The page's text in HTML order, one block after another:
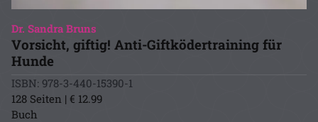
Dr. Sandra Bruns
Vorsicht, giftig! Anti-Giftködertraining für
Hunde
ISBN: 978-3-440-15390-1
128 Seiten | € 12.99
Buch